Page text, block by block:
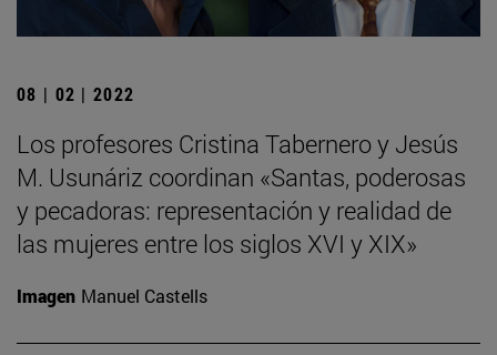
08 | 02 | 2022
Los profesores Cristina Tabernero y Jesús
M. Usunáriz coordinan «Santas, poderosas
y pecadoras: representación y realidad de
las mujeres entre los siglos XVI y XIX»
Imagen Manuel Castells